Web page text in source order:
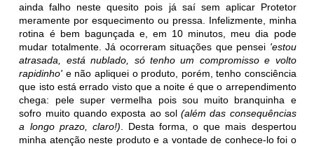
ainda falho neste quesito pois já saí sem aplicar Protetor
meramente por esquecimento ou pressa. Infelizmente, minha
rotina é bem bagunçada e, em 10 minutos, meu dia pode
mudar totalmente. Já ocorreram situações que pensei 'estou
atrasada, está nublado, só tenho um compromisso e volto
rapidinho' e não apliquei o produto, porém, tenho consciência
que isto está errado visto que a noite é que o arrependimento
chega: pele super vermelha pois sou muito branquinha e
sofro muito quando exposta ao sol(além das consequências
a longo prazo, claro!) . Desta forma, o que mais despertou
minha atenção neste produto e a vontade de conhece-lo foi o